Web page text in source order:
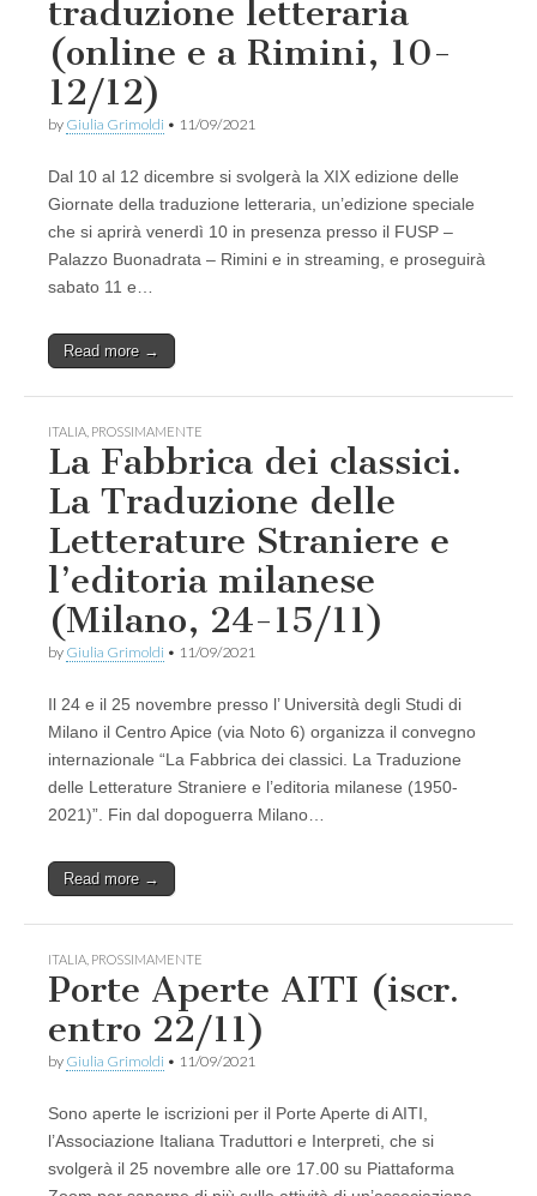
traduzione letteraria
(online e a Rimini, 10-
12/12)
by Giulia Grimoldi • 11/09/2021
Dal 10 al 12 dicembre si svolgerà la XIX edizione delle
Giornate della traduzione letteraria, un’edizione speciale
che si aprirà venerdì 10 in presenza presso il FUSP –
Palazzo Buonadrata – Rimini e in streaming, e proseguirà
sabato 11 e…
Read more →
ITALIA PROSSIMAMENTE
La Fabbrica dei classici.
La Traduzione delle
Letterature Straniere e
l’editoria milanese
(Milano, 24-15/11)
by Giulia Grimoldi • 11/09/2021
Il 24 e il 25 novembre presso l’ Università degli Studi di
Milano il Centro Apice (via Noto 6) organizza il convegno
internazionale “La Fabbrica dei classici. La Traduzione
delle Letterature Straniere e l’editoria milanese (1950-
2021)”. Fin dal dopoguerra Milano…
Read more →
ITALIA PROSSIMAMENTE
Porte Aperte AITI (iscr.
entro 22/11)
by Giulia Grimoldi • 11/09/2021
Sono aperte le iscrizioni per il Porte Aperte di AITI,
l’Associazione Italiana Traduttori e Interpreti, che si
svolgerà il 25 novembre alle ore 17.00 su Piattaforma